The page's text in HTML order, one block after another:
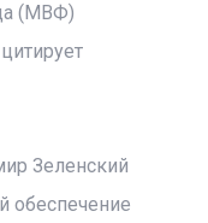
(МВФ)
Зеленский
обеспечение